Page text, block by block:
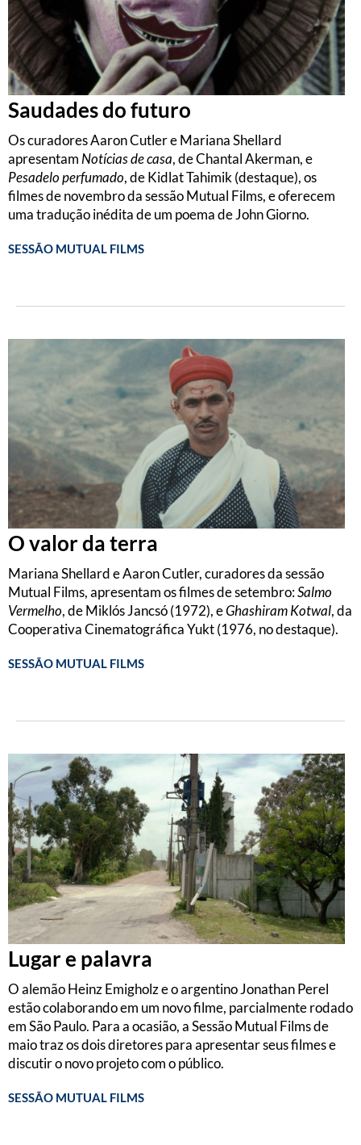
Saudades do futuro
Os curadores Aaron Cutler e Mariana Shellard
apresentamNotícias de casa, de Chantal Akerman, e
Pesadelo perfumado, de Kidlat Tahimik (destaque), os
filmes de novembro da sessão Mutual Films, e oferecem
uma tradução inédita de um poema de John Giorno.
SESSÃO MUTUAL FILMS
O valor da terra
Mariana Shellard e Aaron Cutler, curadores da sessão
Mutual Films, apresentam os filmes de setembro:Salmo
Vermelho, de Miklós Jancsó (1972), eGhashiram Kotwal, da
Cooperativa Cinematográfica Yukt (1976, no destaque).
SESSÃO MUTUAL FILMS
Lugar e palavra
O alemão Heinz Emigholz e o argentino Jonathan Perel
estão colaborando em um novo filme, parcialmente rodado
em São Paulo. Para a ocasião, a Sessão Mutual Films de
maio traz os dois diretores para apresentar seus filmes e
discutir o novo projeto com o público.
SESSÃO MUTUAL FILMS